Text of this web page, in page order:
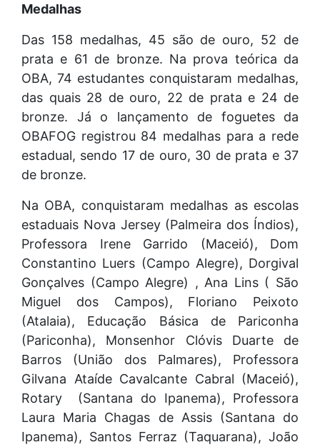
Medalhas
Das 158 medalhas, 45 são de ouro, 52 de
prata e 61 de bronze. Na prova teórica da
OBA, 74 estudantes conquistaram medalhas,
das quais 28 de ouro, 22 de prata e 24 de
bronze. Já o lançamento de foguetes da
OBAFOG registrou 84 medalhas para a rede
estadual, sendo 17 de ouro, 30 de prata e 37
de bronze.
Na OBA, conquistaram medalhas as escolas
estaduais Nova Jersey (Palmeira dos Índios),
Professora Irene Garrido (Maceió), Dom
Constantino Luers (Campo Alegre), Dorgival
Gonçalves (Campo Alegre) , Ana Lins ( São
Miguel dos Campos), Floriano Peixoto
(Atalaia), Educação Básica de Pariconha
(Pariconha), Monsenhor Clóvis Duarte de
Barros (União dos Palmares), Professora
Gilvana Ataíde Cavalcante Cabral (Maceió),
Rotary (Santana do Ipanema), Professora
Laura Maria Chagas de Assis (Santana do
Ipanema), Santos Ferraz (Taquarana), João